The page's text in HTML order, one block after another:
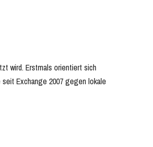
wird. Erstmals orientiert sich
Exchange 2007 gegen lokale